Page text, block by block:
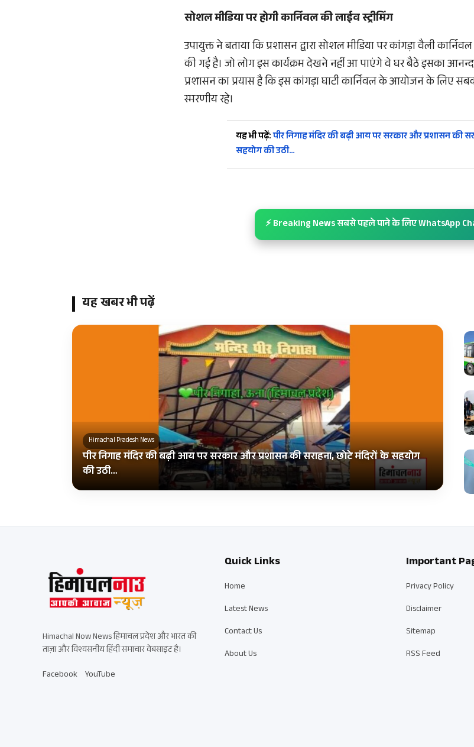
सोशल मीडिया पर होगी कार्निवल की लाईव स्ट्रीमिंग
उपायुक्त ने बताया कि प्रशासन द्वारा सोशल मीडिया पर कांगड़ा वैली
की गई है। जो लोग इस कार्यक्रम देखने नहीं आ पाएंगे वे घर बैठे इसका
प्रशासन का प्रयास है कि इस कांगड़ा घाटी कार्निवल के आयोजन के लिए
स्मरणीय रहे।
यह भी पढ़ें:पीर निगाह मंदिर की बढ़ी आय पर सरकार और प्रशासन की
सहयोग की उठी…
⚡ Breaking News सबसे पहले पाने के लिए WhatsApp
यह खबर भी पढ़ें
Himachal Pradesh News
पीर निगाह मंदिर की बढ़ी आय पर सरकार और प्रशासन की सराहना, छोटे मंदिरों के सहयोग
की उठी…
Himachal Now News हिमाचल प्रदेश और भारत की
ताज़ा और विश्वसनीय हिंदी समाचार वेबसाइट है।
Facebook YouTube
Quick Links
Home
Latest News
Contact Us
About Us
Important
Privacy Policy
Disclaimer
Sitemap
RSS Feed